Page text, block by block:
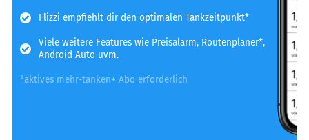
Flizzi empfiehlt dir den optimalen Tankzeitpunkt*
Viele weitere Features wie Preisalarm, Routenplaner*,
Android Auto uvm.
*aktives mehr-tanken+ Abo erforderlich